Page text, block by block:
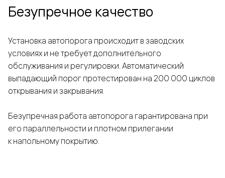
Безупречное качество
Установка автопорога происходит в заводских
условиях и не требует дополнительного
обслуживания и регулировки. Автоматический
выпадающий порог протестирован на 200 000 циклов
открывания и закрывания.
Безупречная работа автопорога гарантирована при
его параллельности и плотном прилегании
к напольному покрытию.